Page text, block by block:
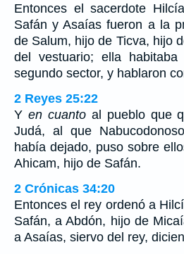
Entonces el sacerdote
Safán y Asaías fueron a la
de Salum, hijo de Ticva, hijo
del vestuario; ella
segundo sector, y hablaron
2 Reyes 25:22
Y en cuantoal pueblo que
Judá, al que
había dejado, puso sobre
Ahicam, hijo de Safán.
2 Crónicas 34:20
Entonces el rey ordenó a
Safán, a Abdón, hijo de
a Asaías, siervo del rey,